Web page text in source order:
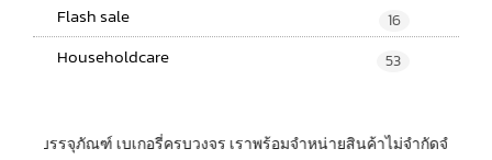
Flash sale 16
Householdcare 53
ะบรรจุภัณฑ์ เบเกอรี่ครบวงจร เราพร้อมจำหน่ายสินค้าไม่จำกัดจำนวน